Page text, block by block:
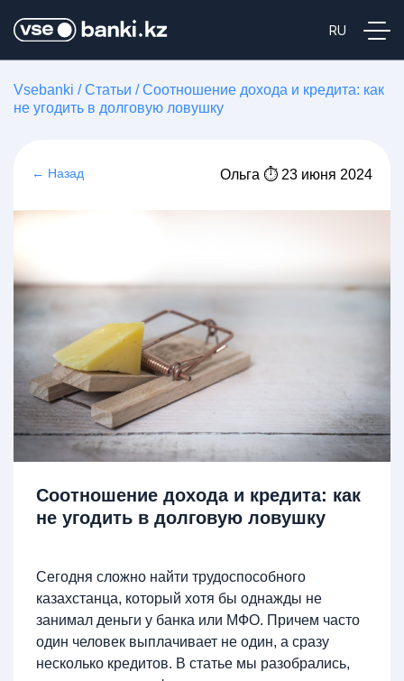
Vsebanki /Статьи /Соотношение дохода и кредита: как
не угодить в долговую ловушку
← Назад Ольга ⏱ 23 июня 2024
Соотношение дохода и кредита: как
не угодить в долговую ловушку
Сегодня сложно найти трудоспособного
казахстанца, который хотя бы однажды не
занимал деньги у банка или МФО. Причем часто
один человек выплачивает не один, а сразу
несколько кредитов. В статье мы разобрались,